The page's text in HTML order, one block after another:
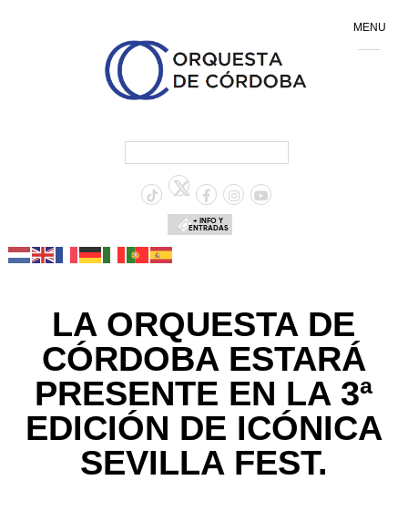
+ INFO Y
ENTRADAS
LA ORQUESTA DE
CÓRDOBA ESTARÁ
PRESENTE EN LA 3ª
EDICIÓN DE ICÓNICA
SEVILLA FEST.
MENU